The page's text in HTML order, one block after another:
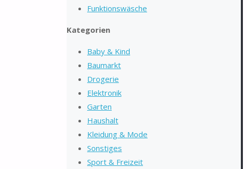
Funktionswäsche
Kategorien
Baby & Kind
Baumarkt
Drogerie
Elektronik
Garten
Haushalt
Kleidung & Mode
Sonstiges
Sport & Freizeit